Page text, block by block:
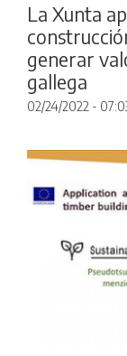
La Xunta
generar
gallega
02/24/2022 -